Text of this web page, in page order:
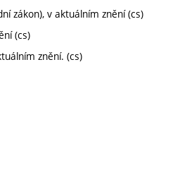
zákon), v aktuálním znění (cs)
(cs)
znění. (cs)